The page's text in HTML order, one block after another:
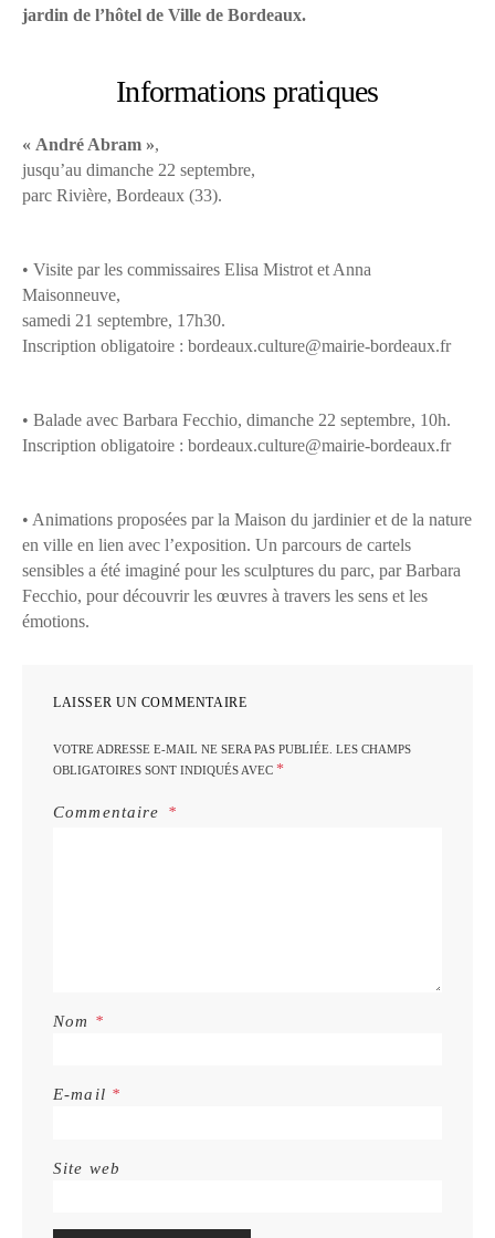
jardin de l’hôtel de Ville de Bordeaux.
Informations pratiques
« André Abram »,
jusqu’au dimanche 22 septembre,
parc Rivière, Bordeaux (33).
• Visite par les commissaires Elisa Mistrot et Anna
Maisonneuve,
samedi 21 septembre, 17h30.
Inscription obligatoire : bordeaux.culture@mairie-bordeaux.fr
• Balade avec Barbara Fecchio, dimanche 22 septembre, 10h.
Inscription obligatoire : bordeaux.culture@mairie-bordeaux.fr
• Animations proposées par la Maison du jardinier et de la nature
en ville en lien avec l’exposition. Un parcours de cartels
sensibles a été imaginé pour les sculptures du parc, par Barbara
Fecchio, pour découvrir les œuvres à travers les sens et les
émotions.
LAISSER UN COMMENTAIRE
VOTRE ADRESSE E-MAIL NE SERA PAS PUBLIÉE. LES CHAMPS
OBLIGATOIRES SONT INDIQUÉS AVEC *
Commentaire
Nom *
E-mail *
Site web